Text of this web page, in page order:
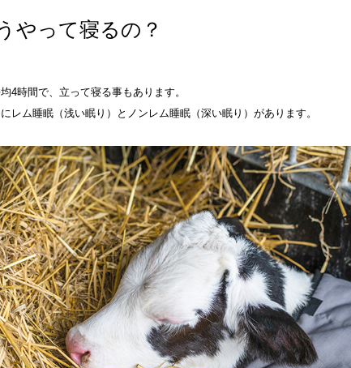
やって寝るの？
4時間で、立って寝る事もあります。
レム睡眠（浅い眠り）とノンレム睡眠（深い眠り）があります。